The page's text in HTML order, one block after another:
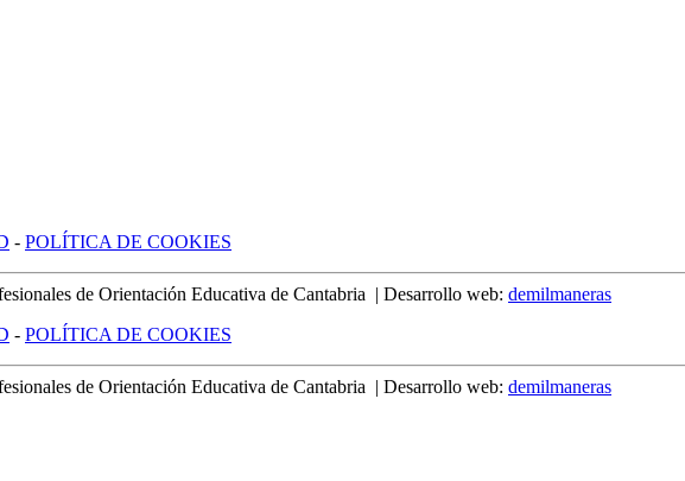
- POLÍTICA DE COOKIES
de Orientación Educativa de Cantabria | Desarrollo web: demilmaneras
- POLÍTICA DE COOKIES
de Orientación Educativa de Cantabria | Desarrollo web: demilmaneras